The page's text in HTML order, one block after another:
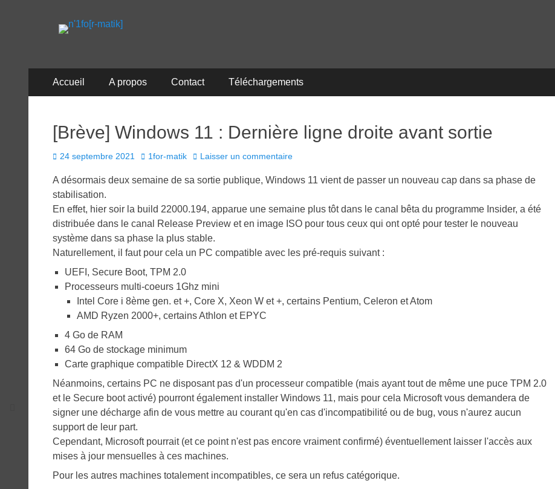
n'1fo[r-matik]
Pour les nymphos d'infos en info…
Menu
principal
Accueil A propos Contact Téléchargements
[Brève] Windows 11 : Dernière ligne droite avant sortie
Posted
24 septembre 2021 Author
1for-matik Laisser un commentaire
A désormais deux semaine de sa sortie publique, Windows 11 vient de passer un nouveau cap dans sa phase de
stabilisation.
En effet, hier soir la build 22000.194, apparue une semaine plus tôt dans le canal bêta du programme Insider, a été
distribuée dans le canal Release Preview et en image ISO pour tous ceux qui ont opté pour tester le nouveau
système dans sa phase la plus stable.
Naturellement, il faut pour cela un PC compatible avec les pré-requis suivant :
UEFI, Secure Boot, TPM 2.0
Processeurs multi-coeurs 1Ghz mini
Intel Core i 8ème gen. et +, Core X, Xeon W et +, certains Pentium, Celeron et Atom
AMD Ryzen 2000+, certains Athlon et EPYC
4 Go de RAM
64 Go de stockage minimum
Carte graphique compatible DirectX 12 & WDDM 2
Néanmoins, certains PC ne disposant pas d'un processeur compatible (mais ayant tout de même une puce TPM 2.0
et le Secure boot activé) pourront également installer Windows 11, mais pour cela Microsoft vous demandera de
signer une décharge afin de vous mettre au courant qu'en cas d'incompatibilité ou de bug, vous n'aurez aucun
support de leur part.
Cependant, Microsoft pourrait (et ce point n'est pas encore vraiment confirmé) éventuellement laisser l'accès aux
mises à jour mensuelles à ces machines.
Pour les autres machines totalement incompatibles, ce sera un refus catégorique.